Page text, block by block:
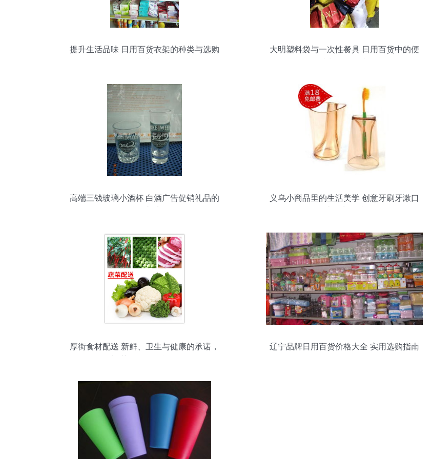
提升生活品味 日用百货衣架的种类与选购
大明塑料袋与一次性餐具 日用百货中的便
高端三钱玻璃小酒杯 白酒广告促销礼品的
义乌小商品里的生活美学 创意牙刷牙漱口
厚街食材配送 新鲜、卫生与健康的承诺，
辽宁品牌日用百货价格大全 实用选购指南